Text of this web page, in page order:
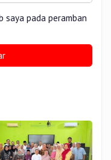
saya pada peramban